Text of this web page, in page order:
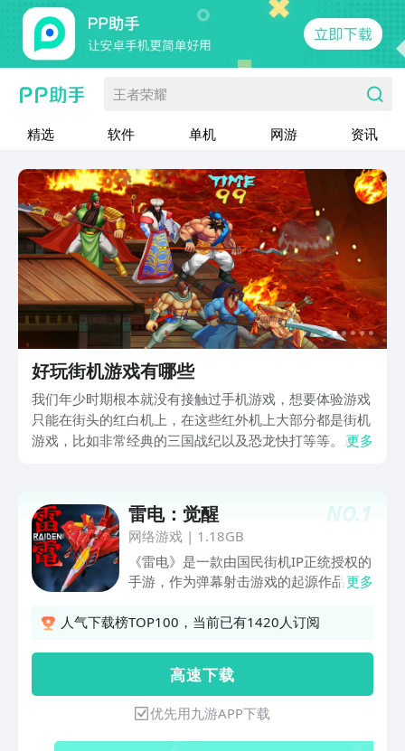
王者荣耀
精选 软件 单机 网游 资讯
好玩街机游戏有哪些
我们年少时期根本就没有接触过手机游戏，想要体验游戏
只能在街头的红白机上，在这些红外机上大部分都是街机
游戏，比如非常经典的三国战纪以及恐龙快打等等。这些
面还原，接下来为大家推荐几款。
更多
NO.1
雷电：觉醒
网络游戏| 1.18GB
《雷电》是一款由国民街机IP正统授权的
手游，作为弹幕射击游戏的起源作品，其
最耐玩的街机游戏之一，陪伴了一代人的
光。《雷电：觉醒》在继承雷电经典双人
模式、一币一命以及红蓝机设计的同时，
保留了诸多经典关卡，带玩家梦回
1990！
更多
人气下载榜TOP100，当前已有1420人订阅
高 速 下 载
优先用九游APP下载